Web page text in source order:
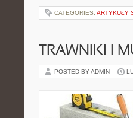
CATEGORIES: ARTYKUŁY
TRAWNIKI I
POSTED BY ADMIN